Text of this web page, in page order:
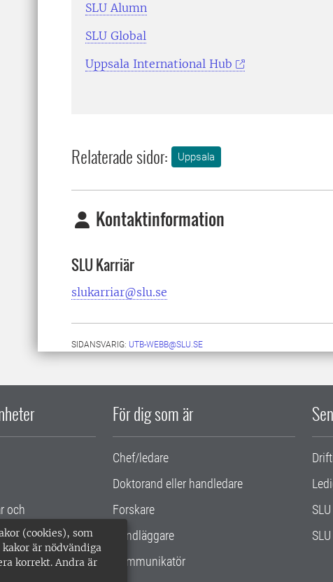
(cookies), som
är nödvändiga
korrekt. Andra är
SLU Alumn
SLU Global
Uppsala International Hub
Relaterade sidor: Uppsala
Kontaktinformation
SLU Karriär
slukarriar@slu.se
SIDANSVARIG: UTB-WEBB@SLU.SE
och
För dig som är
Chef/ledare
Doktorand eller handledare
Forskare
Handläggare
Kommunikatör